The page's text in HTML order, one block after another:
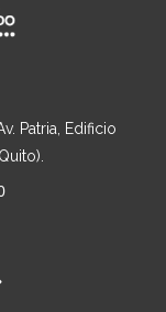
Patria, Edificio